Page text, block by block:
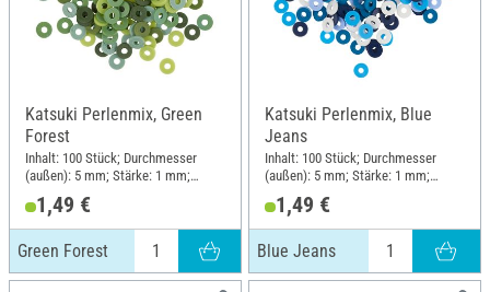
Katsuki Perlenmix, Green
Forest
Inhalt: 100 Stück; Durchmesser
(außen): 5 mm; Stärke: 1 mm;
Material: Gummi
1,49 €
Green Forest
Katsuki Perlenmix, Blue
Jeans
Inhalt: 100 Stück; Durchmesser
(außen): 5 mm; Stärke: 1 mm;
Material: Gummi
1,49 €
Blue Jeans